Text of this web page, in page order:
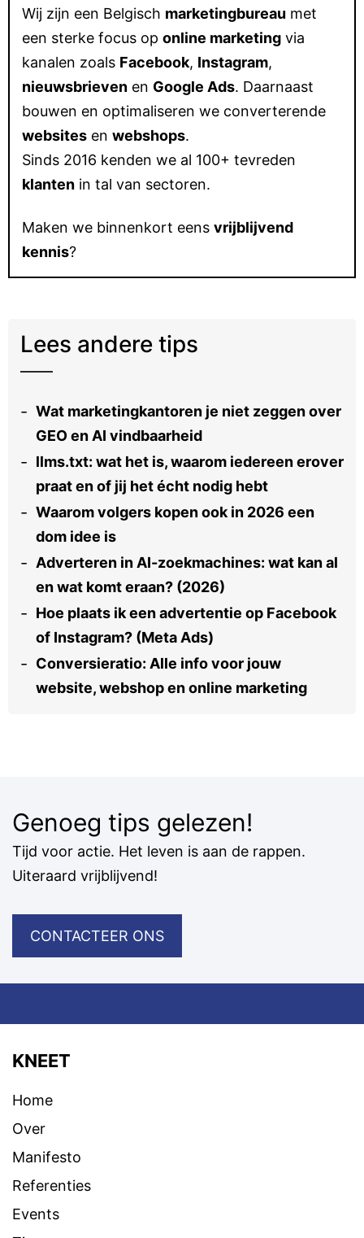
Wij zijn een Belgisch marketingbureau met
een sterke focus op online marketing via
kanalen zoals Facebook, Instagram,
nieuwsbrieven en Google Ads. Daarnaast
bouwen en optimaliseren we converterende
websites en webshops.
Sinds 2016 kenden we al 100+ tevreden
klanten in tal van sectoren.
Maken we binnenkort eens vrijblijvend
kennis?
Lees andere tips
Wat marketingkantoren je niet zeggen over
GEO en AI vindbaarheid
llms.txt: wat het is, waarom iedereen erover
praat en of jij het écht nodig hebt
Waarom volgers kopen ook in 2026 een
dom idee is
Adverteren in AI-zoekmachines: wat kan al
en wat komt eraan? (2026)
Hoe plaats ik een advertentie op Facebook
of Instagram? (Meta Ads)
Conversieratio: Alle info voor jouw
website, webshop en online marketing
Genoeg tips gelezen!
Tijd voor actie. Het leven is aan de rappen.
Uiteraard vrijblijvend!
CONTACTEER ONS
KNEET
Home
Over
Manifesto
Referenties
Events